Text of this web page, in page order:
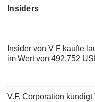
Insiders
Insider von V F kaufte
im Wert von 492.752
V.F. Corporation